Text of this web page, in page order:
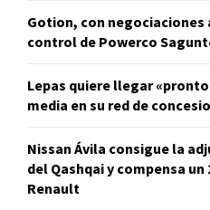
Gotion, con negociaciones
control de Powerco
Lepas quiere llegar
media en su red de
Nissan Ávila consigue la
del Qashqai y compensa un
Renault